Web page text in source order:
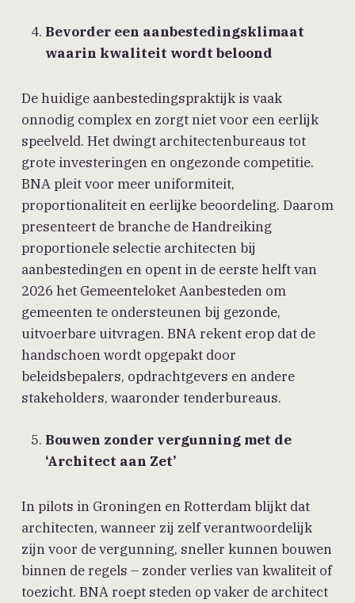
Bevorder een aanbestedingsklimaat
waarin kwaliteit wordt beloond
De huidige aanbestedingspraktijk is vaak
onnodig complex en zorgt niet voor een eerlijk
speelveld. Het dwingt architectenbureaus tot
grote investeringen en ongezonde competitie.
BNA pleit voor meer uniformiteit,
proportionaliteit en eerlijke beoordeling. Daarom
presenteert de branche de Handreiking
proportionele selectie architecten bij
aanbestedingen en opent in de eerste helft van
2026 het Gemeenteloket Aanbesteden om
gemeenten te ondersteunen bij gezonde,
uitvoerbare uitvragen. BNA rekent erop dat de
handschoen wordt opgepakt door
beleidsbepalers, opdrachtgevers en andere
stakeholders, waaronder tenderbureaus.
Bouwen zonder vergunning met de
‘Architect aan Zet’
In pilots in Groningen en Rotterdam blijkt dat
architecten, wanneer zij zelf verantwoordelijk
zijn voor de vergunning, sneller kunnen bouwen
binnen de regels – zonder verlies van kwaliteit of
toezicht. BNA roept steden op vaker de architect